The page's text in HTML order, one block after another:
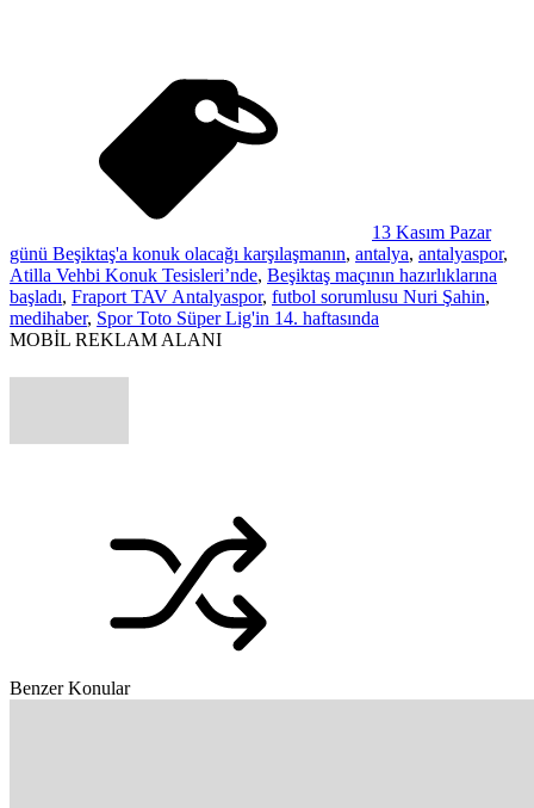
13 Kasım Pazar
günü Beşiktaş'a konuk olacağı karşılaşmanın, antalya, antalyaspor,
Atilla Vehbi Konuk Tesisleri’nde, Beşiktaş maçının hazırlıklarına
başladı, Fraport TAV Antalyaspor, futbol sorumlusu Nuri Şahin,
medihaber, Spor Toto Süper Lig'in 14. haftasında
MOBİL REKLAM ALANI
Benzer Konular